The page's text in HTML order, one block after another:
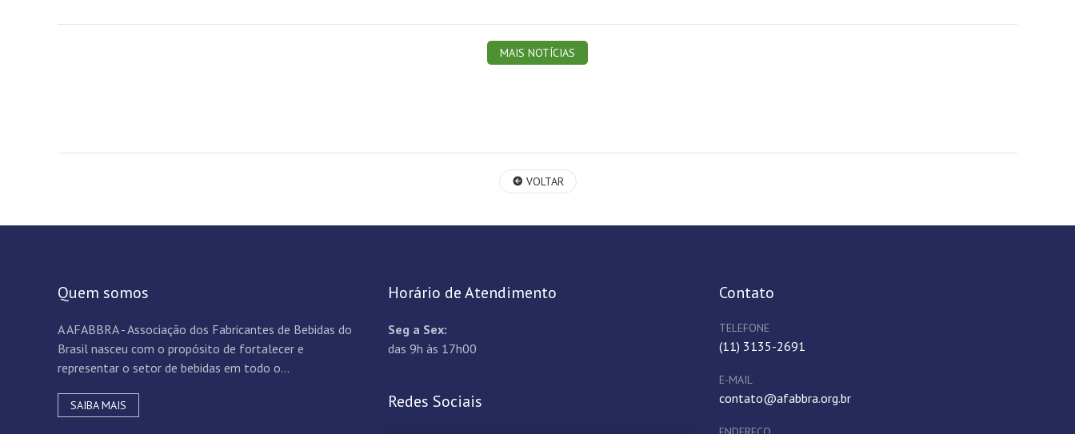
MAIS NOTÍCIAS
VOLTAR
Quem somos
A AFABBRA - Associação dos Fabricantes de Bebidas do
Brasil nasceu com o propósito de fortalecer e
representar o setor de bebidas em todo o...
SAIBA MAIS
Horário de Atendimento
Seg a Sex:
das 9h às 17h00
Redes Sociais
Contato
TELEFONE
(11) 3135-2691
E-MAIL
contato@afabbra.org.br